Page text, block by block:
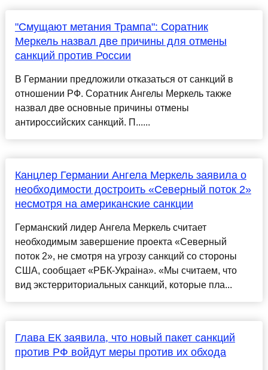
"Смущают метания Трампа": Соратник
Меркель назвал две причины для отмены
санкций против России
В Германии предложили отказаться от санкций в
отношении РФ. Соратник Ангелы Меркель также
назвал две основные причины отмены
антироссийских санкций. П......
Канцлер Германии Ангела Меркель заявила о
необходимости достроить «Северный поток 2»
несмотря на американские санкции
Германский лидер Ангела Меркель считает
необходимым завершение проекта «Северный
поток 2», не смотря на угрозу санкций со стороны
США, сообщает «РБК-Украiна». «Мы считаем, что
вид экстерриториальных санкций, которые пла...
Глава ЕК заявила, что новый пакет санкций
против РФ войдут меры против их обхода